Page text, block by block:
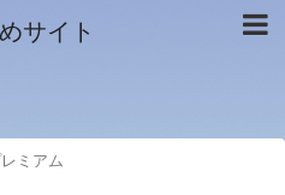
サイト
ミアム